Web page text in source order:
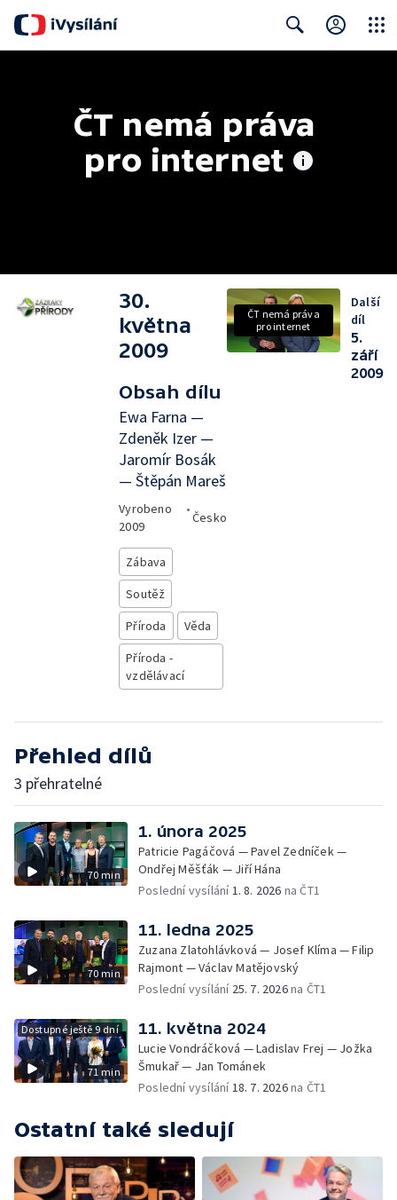
ČT nemá práva
pro internet
30.
května
2009
Obsah dílu
Ewa Farna —
Zdeněk Izer —
Jaromír Bosák
— Štěpán Mareš
Vyrobeno
2009
•
Česko
Zábava
Soutěž
Příroda
Věda
Příroda -
vzdělávací
ČT nemá práva
pro internet
Další
díl
5.
září
2009
Přehled dílů
3 přehratelné
70 min
1. února 2025
Patricie Pagáčová — Pavel Zedníček —
Ondřej Měšťák — Jiří Hána
Poslední vysílání1. 8. 2026 na ČT1
70 min
11. ledna 2025
Zuzana Zlatohlávková — Josef Klíma — Filip
Rajmont — Václav Matějovský
Poslední vysílání 25. 7. 2026na ČT1
Dostupné ještě 9 dní
71 min
11. května 2024
Lucie Vondráčková — Ladislav Frej — Jožka
Šmukař — Jan Tománek
Poslední vysílání18. 7. 2026na ČT1
Ostatní také sledují